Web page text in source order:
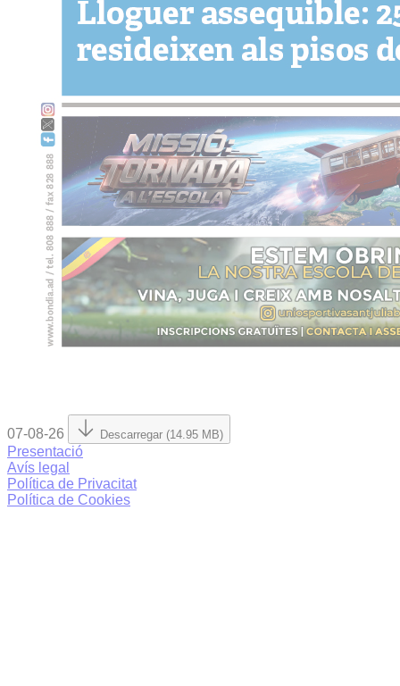
07-08-26 Descarregar (14.95 MB)
Presentació
Avís legal
Política de Privacitat
Política de Cookies